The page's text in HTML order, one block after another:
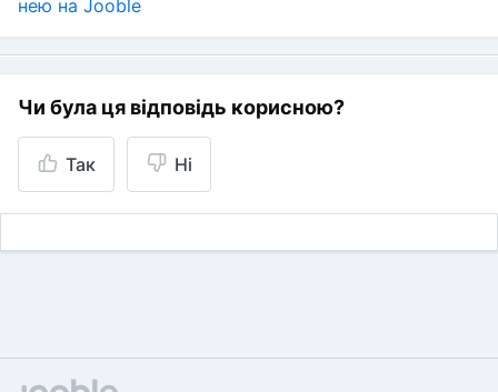
нею на Jooble
Чи була ця відповідь корисною?
Так Ні